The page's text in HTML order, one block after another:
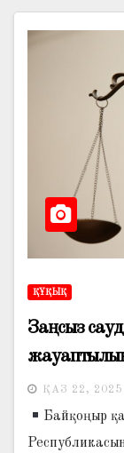
ҚҰҚЫҚ
Заңсыз
ҚАЗ 22, 2025
Байқоңыр